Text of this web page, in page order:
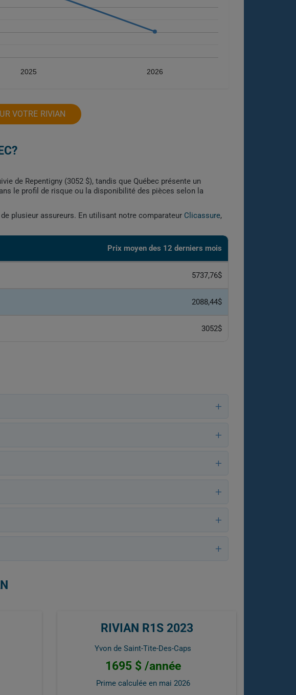
2025 2026
VOTRE RIVIAN
de Repentigny (3052 $), tandis que Québec présente un
le profil de risque ou la disponibilité des pièces selon la
plusieur assureurs. En utilisant notre comparateur Clicassure,
Prix ​​moyen des 12 derniers mois
5737,76$
2088,44$
3052$
RIVIAN R1S 2023
Yvon de Saint-Tite-Des-Caps
1695 $ /année
Prime calculée en mai 2026